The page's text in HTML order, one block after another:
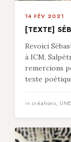
14 FÉV 2021
[TEXTE]
Revoici
à ICM,
remercions
texte
in créations, UNE